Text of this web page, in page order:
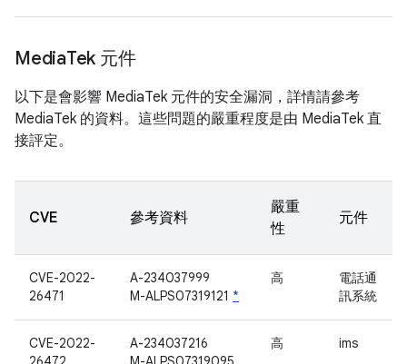
MediaTek 元件
以下是會影響 MediaTek 元件的安全漏洞，詳情請參考
MediaTek 的資料。這些問題的嚴重程度是由 MediaTek 直
接評定。
CVE 參考資料
嚴重
性
元件
CVE-2022-
26471
A-234037999
M-ALPS07319121 *
高
電話通
訊系統
CVE-2022-
A-234037216
高 ims